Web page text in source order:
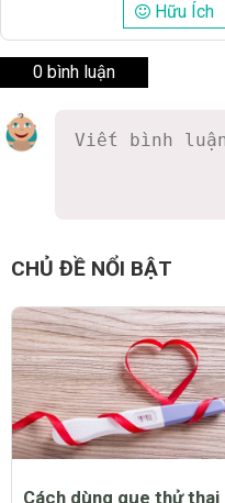
Hữu Ích
0 bình luận
CHỦ ĐỀ NỔI BẬT
Cách dùng que thử thai